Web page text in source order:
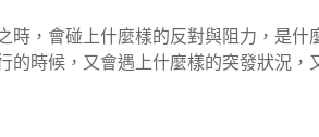
時，會碰上什麼樣的反對與阻力，是
的時候，又會遇上什麼樣的突發狀況